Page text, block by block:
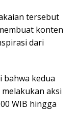
tersebut
konten
dari
bahwa kedua
aksi
WIB hingga